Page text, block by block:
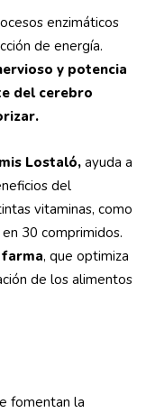
enzimáticos
de energía.
y potencia
del cerebro
Lostaló,ayuda a
del
vitaminas, como
30 comprimidos.
, que optimiza
de los alimentos
fomentan la